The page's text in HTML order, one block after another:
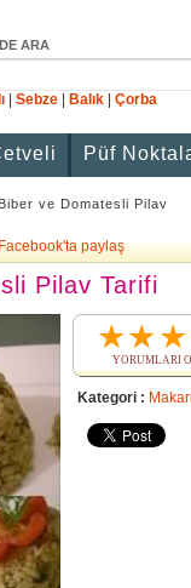
ARA
| Sebze| Balık| Çorba
Püf
ve Domatesli Pilav
paylaş
Pilav Tarifi
YORUMLARI
Kategori :